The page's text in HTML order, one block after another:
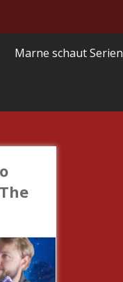
Marne schaut Serien